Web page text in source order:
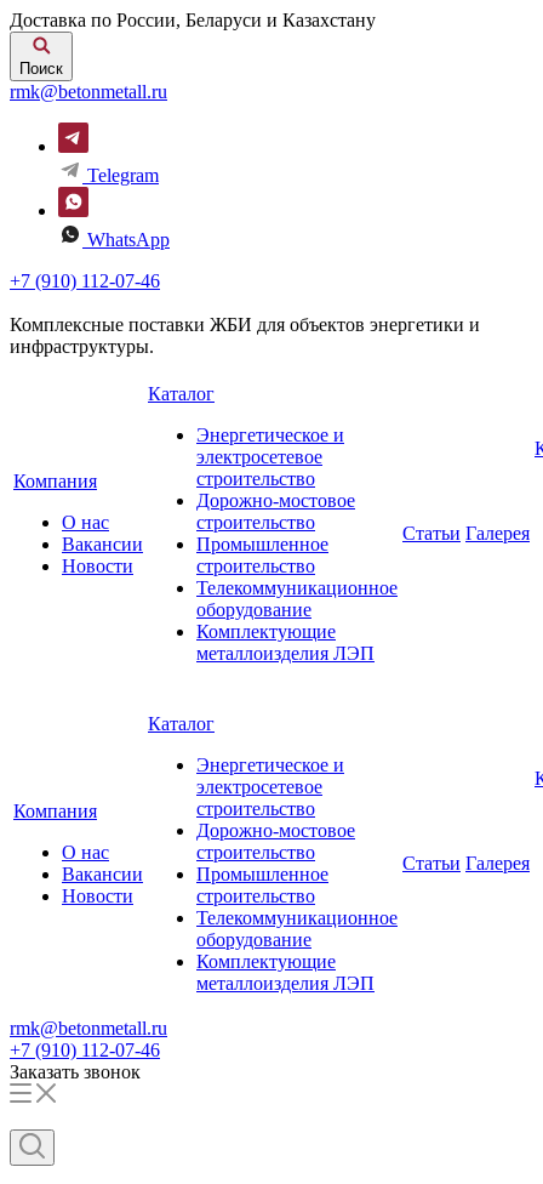
Доставка по России, Беларуси и Казахстану
Поиск
rmk@betonmetall.ru
Telegram
WhatsApp
+7 (910) 112-07-46
Комплексные поставки ЖБИ для объектов энергетики и
инфраструктуры.
Компания
О нас
Вакансии
Новости
Каталог
Энергетическое и
электросетевое
строительство
Дорожно-мостовое
строительство
Промышленное
строительство
Телекоммуникационное
оборудование
Комплектующие
металлоизделия ЛЭП
Статьи Галерея
Компания
О нас
Вакансии
Новости
Каталог
Энергетическое и
электросетевое
строительство
Дорожно-мостовое
строительство
Промышленное
строительство
Телекоммуникационное
оборудование
Комплектующие
металлоизделия ЛЭП
Статьи Галерея
rmk@betonmetall.ru
+7 (910) 112-07-46
Заказать звонок